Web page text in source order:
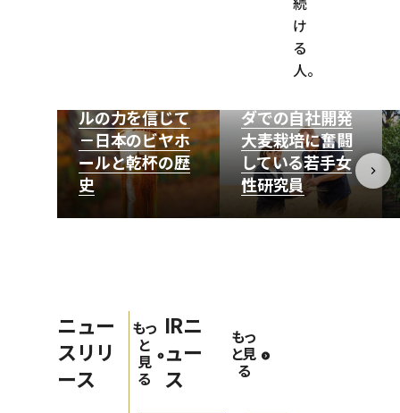
け
る
人。
ルの力を信じて
－日本のビヤホ
ールと乾杯の歴
史
気候変動から大
ダでの自社開発
大麦栽培に奮闘
している若手女
性研究員
ニュー
スリリ
ース
もっ
と
見
る
IRニ
ュー
ス
もっ
と見
る